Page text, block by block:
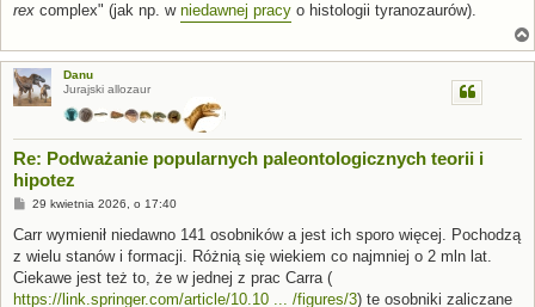
rex complex" (jak np. w niedawnej pracy o histologii tyranozaurów).
Danu
Jurajski allozaur
Re: Podważanie popularnych paleontologicznych teorii i
hipotez
P
s
29 kwietnia 2026, o 17:40
Carr wymienił niedawno 141 osobników a jest ich sporo więcej. Pochodzą
z wielu stanów i formacji. Różnią się wiekiem co najmniej o 2 mln lat.
Ciekawe jest też to, że w jednej z prac Carra (
https://link.springer.com/article/10.10 ... /figures/3) te osobniki zaliczane